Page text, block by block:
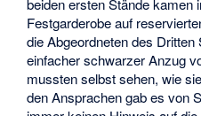
beiden ersten Stände kamen
Festgarderobe auf
die Abgeordneten des Dritten
einfacher schwarzer Anzug
mussten selbst sehen, wie
den Ansprachen gab es von